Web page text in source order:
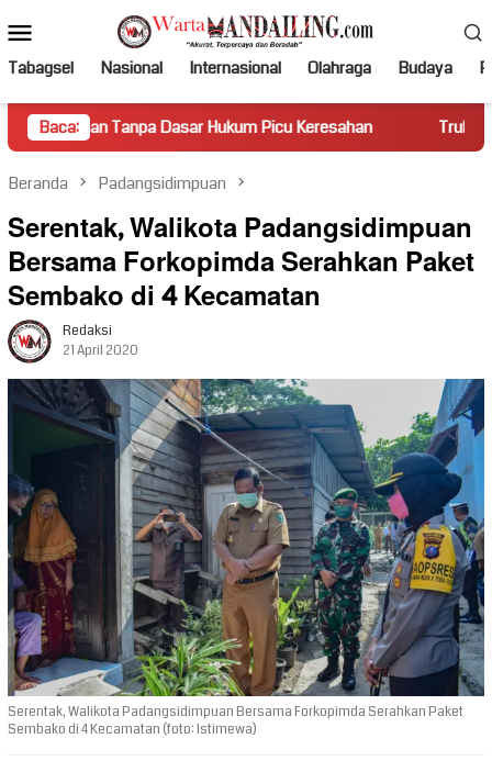
ke
kontenMobile
Tabagsel Nasional Internasional Olahraga Budaya
Baca:
Dasar Hukum Picu Keresahan Truk Miring Hambat
Beranda Padangsidimpuan
Serentak, Walikota Padangsidimpuan
Bersama Forkopimda Serahkan Paket
Sembako di 4 Kecamatan
Redaksi
21 April 2020
Serentak, Walikota Padangsidimpuan Bersama Forkopimda Serahkan Paket
Sembako di 4 Kecamatan (foto: Istimewa)